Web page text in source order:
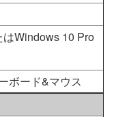
Windows 10 Pro
ボード&マウス